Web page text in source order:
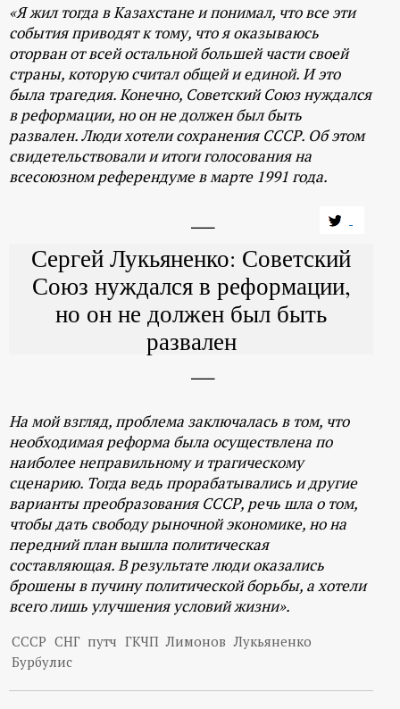
«Я жил тогда в Казахстане и понимал, что все эти
события приводят к тому, что я оказываюсь
оторван от всей остальной большей части своей
страны, которую считал общей и единой. И это
была трагедия. Конечно, Советский Союз нуждался
в реформации, но он не должен был быть
развален. Люди хотели сохранения СССР. Об этом
свидетельствовали и итоги голосования на
всесоюзном референдуме в марте 1991 года.
Сергей Лукьяненко: Советский
Союз нуждался в реформации,
но он не должен был быть
развален
На мой взгляд, проблема заключалась в том, что
необходимая реформа была осуществлена по
наиболее неправильному и трагическому
сценарию. Тогда ведь прорабатывались и другие
варианты преобразования СССР, речь шла о том,
чтобы дать свободу рыночной экономике, но на
передний план вышла политическая
составляющая. В результате люди оказались
брошены в пучину политической борьбы, а хотели
всего лишь улучшения условий жизни».
СССР СНГ путч ГКЧП Лимонов Лукьяненко
Бурбулис